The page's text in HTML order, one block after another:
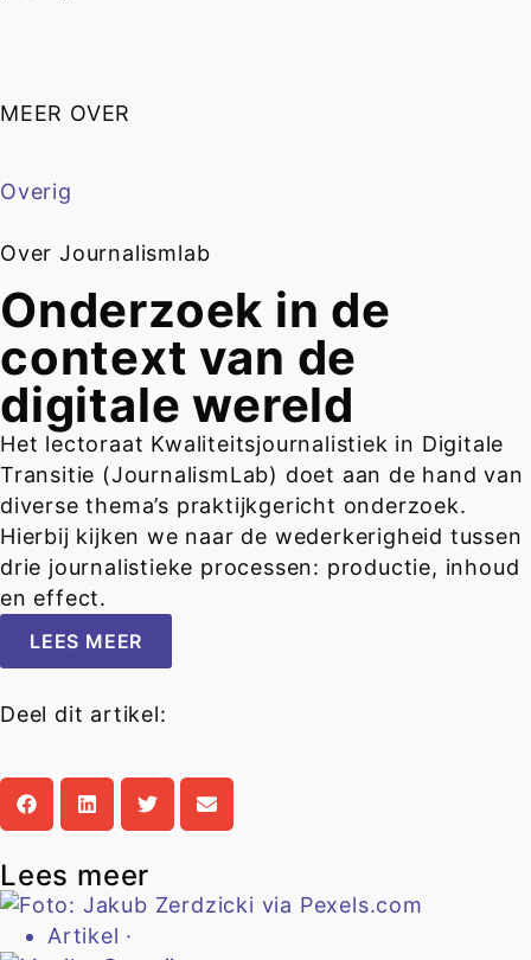
MEER OVER
Overig
Over Journalismlab
Onderzoek in de
context van de
digitale wereld
Het lectoraat Kwaliteitsjournalistiek in Digitale
Transitie (JournalismLab) doet aan de hand van
diverse thema’s praktijkgericht onderzoek.
Hierbij kijken we naar de wederkerigheid tussen
drie journalistieke processen: productie, inhoud
en effect.
LEES MEER
Deel dit artikel:
Lees meer
Artikel ·